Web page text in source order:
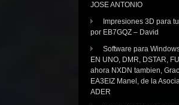
JOSE ANTONIO
Impresiones 3D para
por EB7GQZ – David
Software para
EN UNO, DMR, DSTAR,
ahora NXDN tambien,
EA3EIZ Manel, de la
ADER